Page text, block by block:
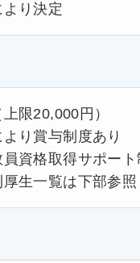
り決定
限20,000円）
より賞与制度あり
員資格取得サポート
厚生一覧は下部参照